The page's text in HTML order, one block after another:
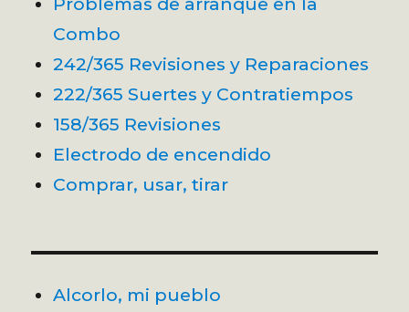
Combo
242/365 Revisiones y Reparaciones
222/365 Suertes y Contratiempos
158/365 Revisiones
Electrodo de encendido
Comprar, usar, tirar
Alcorlo, mi pueblo